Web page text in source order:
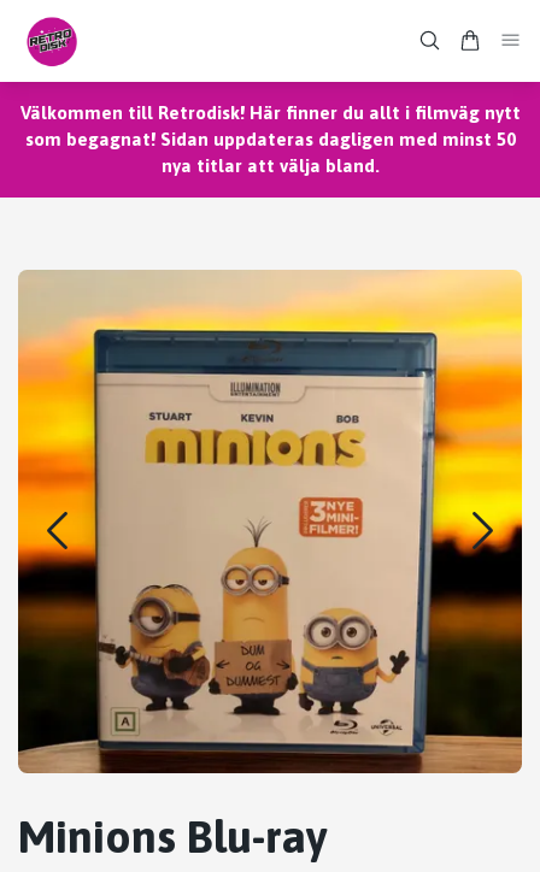
Välkommen till Retrodisk! Här finner du allt i filmväg nytt
som begagnat! Sidan uppdateras dagligen med minst 50
nya titlar att välja bland.
Minions Blu-ray